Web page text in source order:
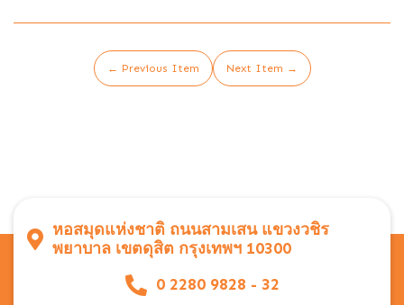
← Previous Item Next Item →
หอสมุดแห่งชาติ ถนนสามเสน แขวงวชิร
พยาบาล เขตดุสิต กรุงเทพฯ 10300
0 2280 9828 - 32